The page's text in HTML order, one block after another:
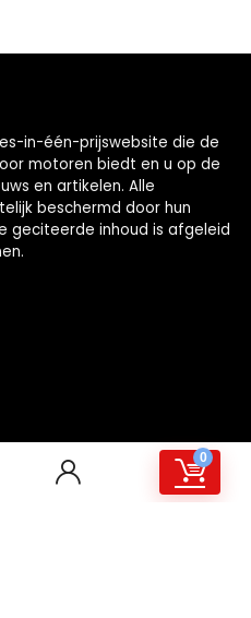
0
in-één-prijswebsite die de
motoren biedt en u op de
en artikelen. Alle
beschermd door hun
geciteerde inhoud is afgeleid